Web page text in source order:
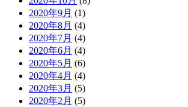
2020年9月 (1)
2020年8月 (4)
2020年7月 (4)
2020年6月 (4)
2020年5月 (6)
2020年4月 (4)
2020年3月 (5)
2020年2月 (5)